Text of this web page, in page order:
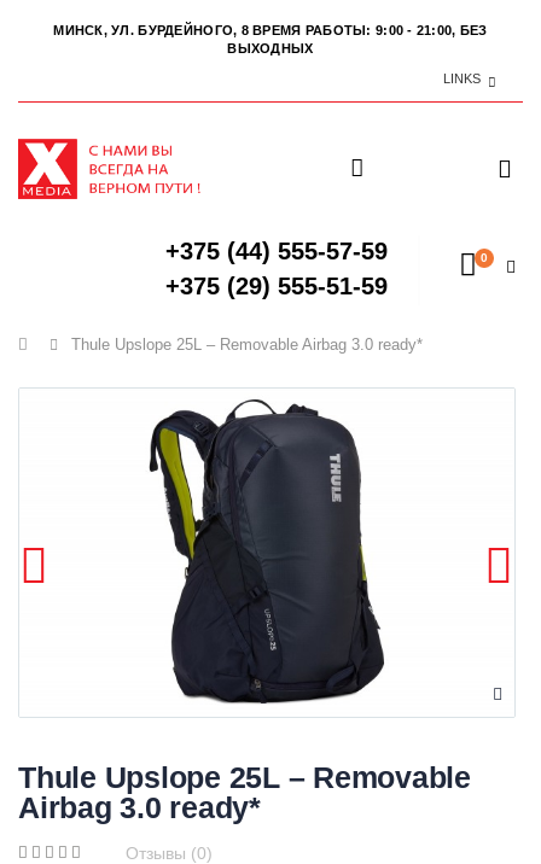
МИНСК, УЛ. БУРДЕЙНОГО, 8 ВРЕМЯ РАБОТЫ: 9:00 - 21:00, БЕЗ
ВЫХОДНЫХ
LINKS
+375 (44) 555-57-59
+375 (29) 555-51-59
0
Главная
Thule Upslope 25L – Removable Airbag 3.0 ready*
Thule Upslope 25L – Removable
Airbag 3.0 ready*
Отзывы (0)